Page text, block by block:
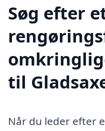
Søg efter
til
Når du leder efter